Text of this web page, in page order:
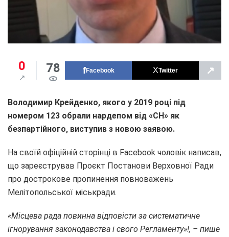
0 78 Facebook Twitter ↗
Володимир Крейденко, якого у 2019 році під
номером 123 обрали нардепом від «СН» як
безпартійного, виступив з новою заявою.
На своїй офіційній сторінці в Facebook чоловік написав,
що зареєстрував Проєкт Постанови Верховної Ради
про дострокове пропинення повноважень
Мелітопольської міськради.
«Місцева рада повинна відповісти за систематичне
ігнорування законодавства і свого Регламенту»!, – пише